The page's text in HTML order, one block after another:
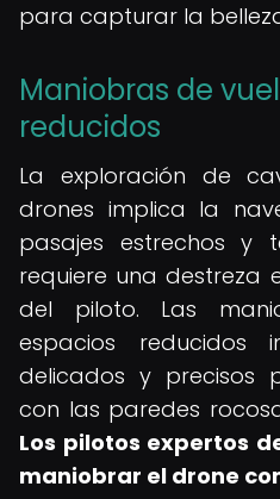
para capturar la
Maniobras de
reducidos
La exploración de
drones implica la
pasajes estrechos y
requiere una destreza
del piloto. Las
espacios reducidos
delicados y precisos
con las paredes
Los pilotos expertos
maniobrar el drone